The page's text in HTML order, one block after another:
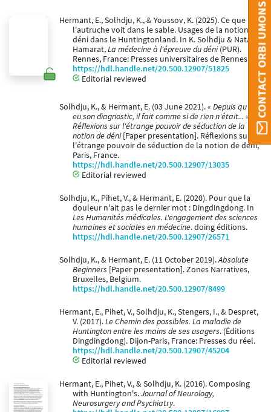
Hermant, E., Solhdju, K., & Youssov, K. (2025). Ce que
l'autruche voit dans le sable. Usages de la notion de
déni dans le Huntingtonland. In K. Solhdju & Natasia
Hamarat,La médecine à l'épreuve du déni(PUR).
Rennes, France: Presses universitaires de Rennes.
https://hdl.handle.net/20.500.12907/51825
Editorial reviewed
Solhdju, K., & Hermant, E. (03 June 2021).« Depuis qu'il a
eu son diagnostic, il fait comme si de rien n'était... » :
Réflexions sur l'étrange pouvoir de séduction de la
notion de déni[Paper presentation]. Réflexions sur
l'étrange pouvoir de séduction de la notion de déni,
Paris, France.
https://hdl.handle.net/20.500.12907/13035
Editorial reviewed
Solhdju, K., Pihet, V., & Hermant, E. (2020). Pour que la
douleur n'ait pas le dernier mot : Dingdingdong. In
Les Humanités médicales. L'engagement des sciences
humaines et sociales en médecine. doing éditions.
https://hdl.handle.net/20.500.12907/26571
Solhdju, K., & Hermant, E. (11 October 2019).Absolute
Beginners [Paper presentation]. Zones Narratives,
Bruxelles, Belgium.
https://hdl.handle.net/20.500.12907/8499
Hermant, E., Pihet, V., Solhdju, K., Stengers, I., & Despret,
V. (2017).Le Chemin des possibles. La maladie de
Huntington entre les mains de ses usagers. (Éditions
Dingdingdong). Dijon-Paris, France: Presses du réel.
https://hdl.handle.net/20.500.12907/45204
Editorial reviewed
Hermant, E., Pihet, V., & Solhdju, K. (2016). Composing
with Huntington's.Journal of Neurology,
Neurosurgery and Psychiatry.
CONTACT ORBI UMONS